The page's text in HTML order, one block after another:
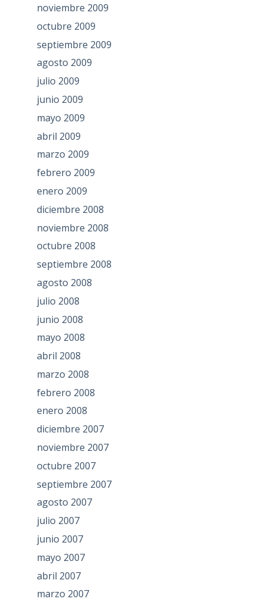
noviembre 2009
octubre 2009
septiembre 2009
agosto 2009
julio 2009
junio 2009
mayo 2009
abril 2009
marzo 2009
febrero 2009
enero 2009
diciembre 2008
noviembre 2008
octubre 2008
septiembre 2008
agosto 2008
julio 2008
junio 2008
mayo 2008
abril 2008
marzo 2008
febrero 2008
enero 2008
diciembre 2007
noviembre 2007
octubre 2007
septiembre 2007
agosto 2007
julio 2007
junio 2007
mayo 2007
abril 2007
marzo 2007